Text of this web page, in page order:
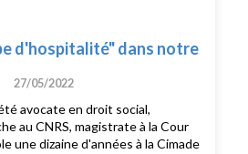
d'hospitalité" dans notre
27/05/2022
avocate en droit social,
au CNRS, magistrate à la Cour
une dizaine d'années à la Cimade